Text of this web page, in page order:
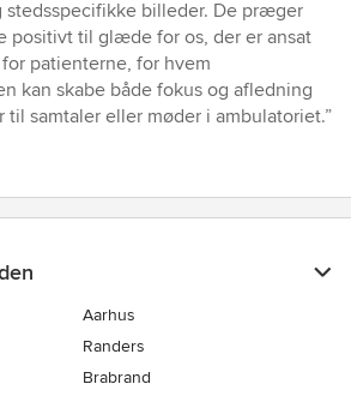
stedsspecifikke billeder. De præger
positivt til glæde for os, der er ansat
patienterne, for hvem
kan skabe både fokus og afledning
til samtaler eller møder i ambulatoriet.”
Aarhus
Randers
Brabrand